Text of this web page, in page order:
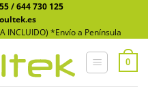
/644 730 125
INCLUIDO) *Envío a Península
0